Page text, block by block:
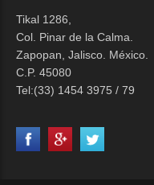
Tikal 1286,
Col. Pinar de la Calma.​
Zapopan, Jalisco. México.
C.P. 45080​
Tel:(33) 1454 3975 / 79